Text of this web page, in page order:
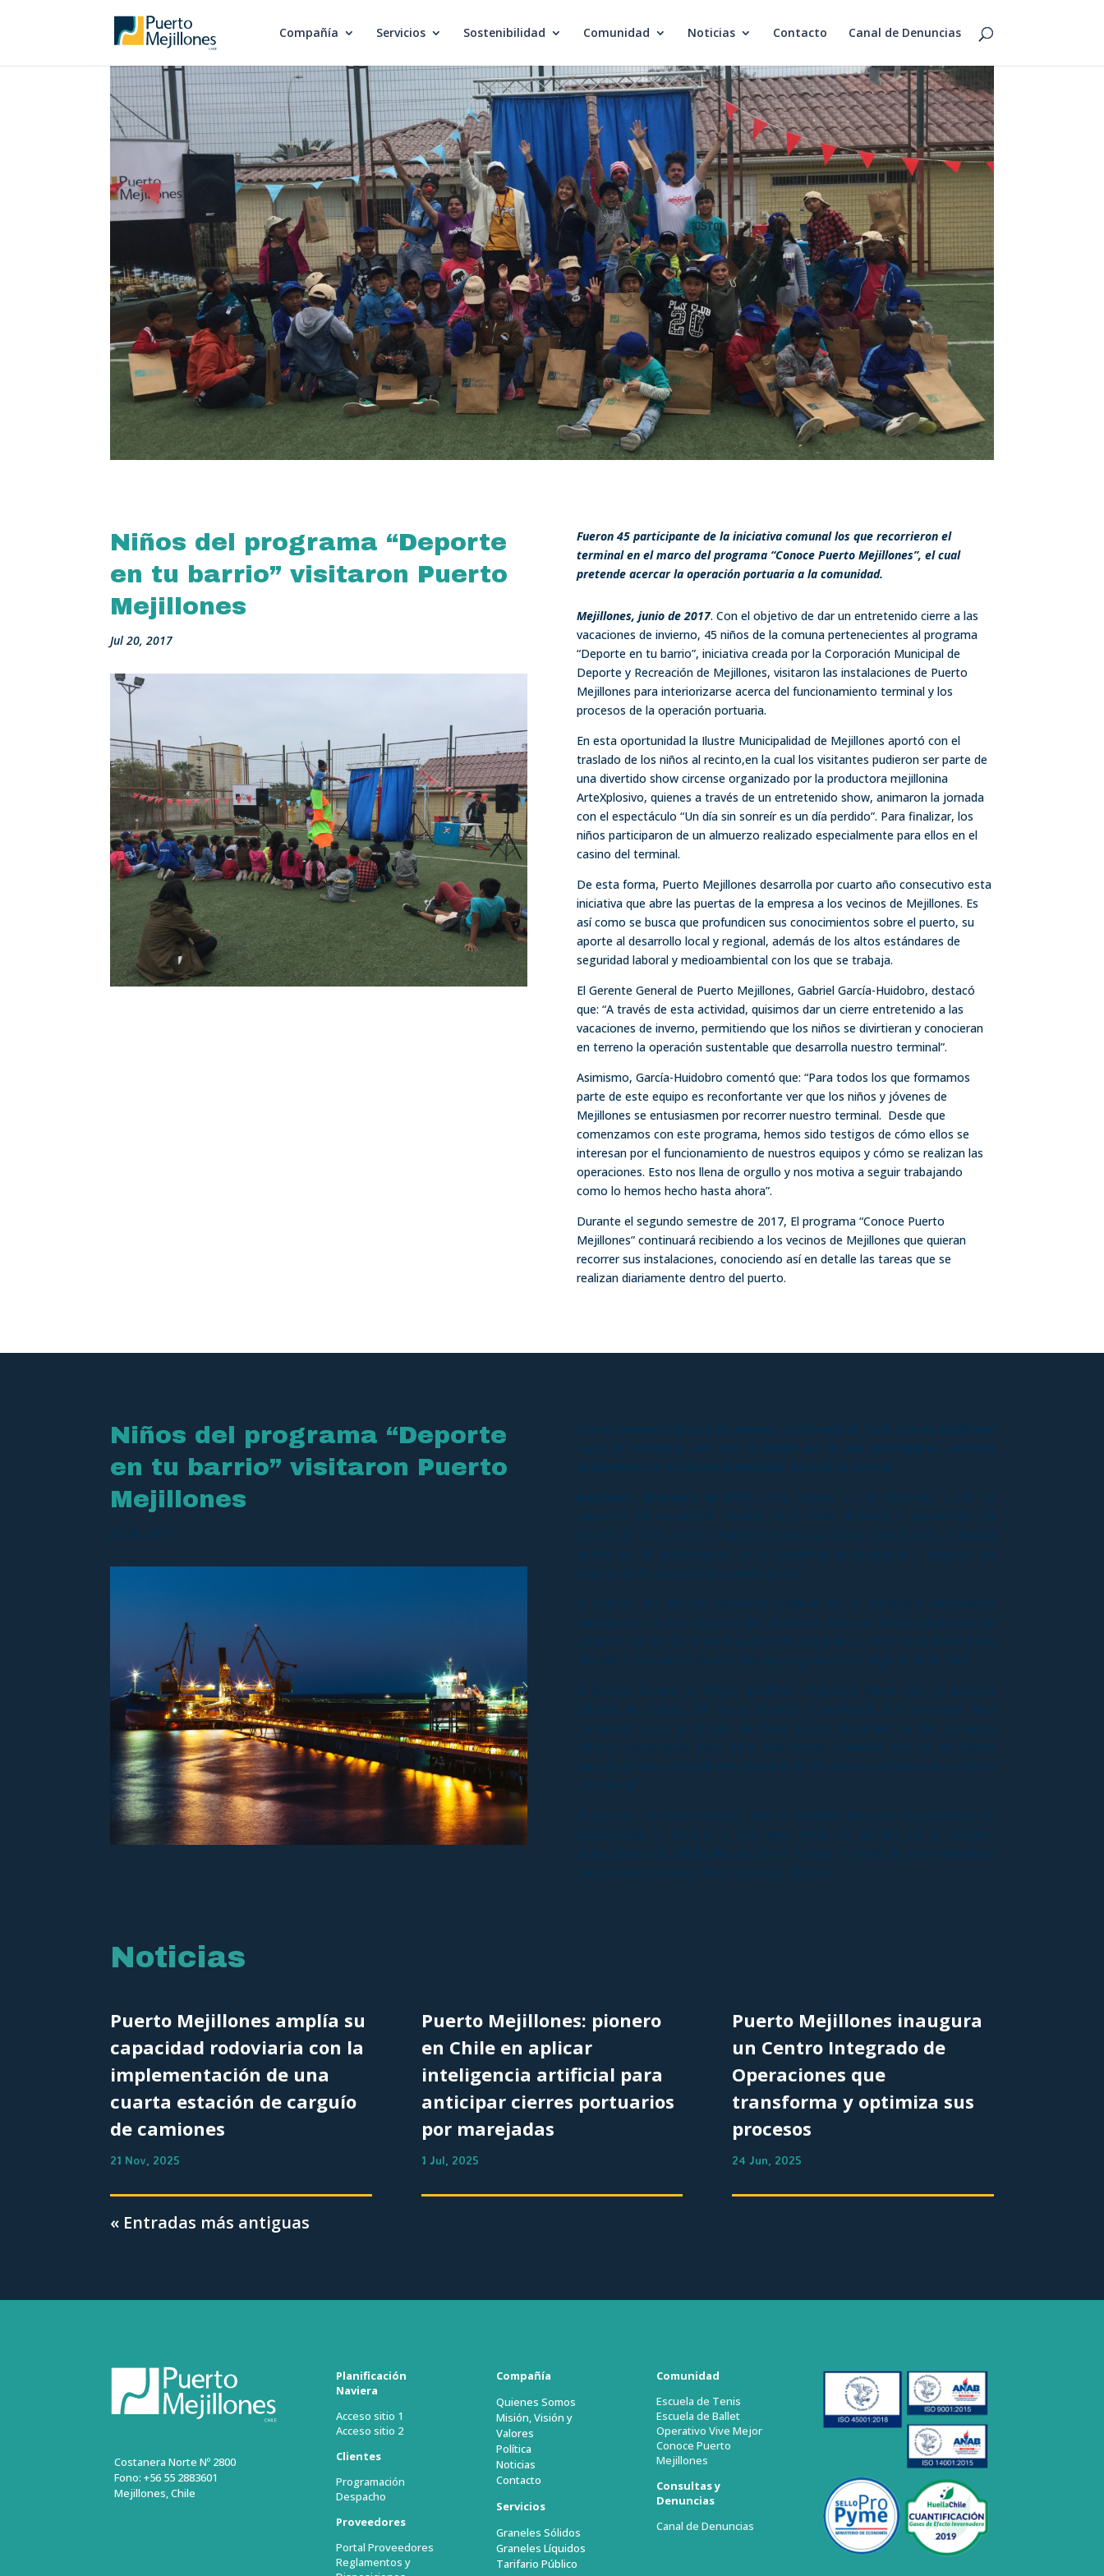
Compañía Servicios Sostenibilidad Comunidad Noticias Contacto Canal de Denuncias
Niños del programa “Deporte
en tu barrio” visitaron Puerto
Mejillones
Jul 20, 2017
Fueron 45 participante de la iniciativa comunal los que recorrieron el
terminal en el marco del programa “Conoce Puerto Mejillones”, el cual
pretende acercar la operación portuaria a la comunidad.
Mejillones, junio de 2017. Con el objetivo de dar un entretenido cierre a las
vacaciones de invierno, 45 niños de la comuna pertenecientes al programa
“Deporte en tu barrio”, iniciativa creada por la Corporación Municipal de
Deporte y Recreación de Mejillones, visitaron las instalaciones de Puerto
Mejillones para interiorizarse acerca del funcionamiento terminal y los
procesos de la operación portuaria.
En esta oportunidad la Ilustre Municipalidad de Mejillones aportó con el
traslado de los niños al recinto,en la cual los visitantes pudieron ser parte de
una divertido show circense organizado por la productora mejillonina
ArteXplosivo, quienes a través de un entretenido show, animaron la jornada
con el espectáculo “Un día sin sonreír es un día perdido”. Para finalizar, los
niños participaron de un almuerzo realizado especialmente para ellos en el
casino del terminal.
De esta forma, Puerto Mejillones desarrolla por cuarto año consecutivo esta
iniciativa que abre las puertas de la empresa a los vecinos de Mejillones. Es
así como se busca que profundicen sus conocimientos sobre el puerto, su
aporte al desarrollo local y regional, además de los altos estándares de
seguridad laboral y medioambiental con los que se trabaja.
El Gerente General de Puerto Mejillones, Gabriel García-Huidobro, destacó
que: “A través de esta actividad, quisimos dar un cierre entretenido a las
vacaciones de inverno, permitiendo que los niños se divirtieran y conocieran
en terreno la operación sustentable que desarrolla nuestro terminal”.
Asimismo, García-Huidobro comentó que: “Para todos los que formamos
parte de este equipo es reconfortante ver que los niños y jóvenes de
Mejillones se entusiasmen por recorrer nuestro terminal. Desde que
comenzamos con este programa, hemos sido testigos de cómo ellos se
interesan por el funcionamiento de nuestros equipos y cómo se realizan las
operaciones. Esto nos llena de orgullo y nos motiva a seguir trabajando
como lo hemos hecho hasta ahora”.
Durante el segundo semestre de 2017, El programa “Conoce Puerto
Mejillones” continuará recibiendo a los vecinos de Mejillones que quieran
recorrer sus instalaciones, conociendo así en detalle las tareas que se
realizan diariamente dentro del puerto.
Niños del programa “Deporte
en tu barrio” visitaron Puerto
Mejillones
Noticias
Puerto Mejillones amplía su
capacidad rodoviaria con la
implementación de una
cuarta estación de carguío
de camiones
21 Nov, 2025
Puerto Mejillones: pionero
en Chile en aplicar
inteligencia artificial para
anticipar cierres portuarios
por marejadas
1 Jul, 2025
Puerto Mejillones inaugura
un Centro Integrado de
Operaciones que
transforma y optimiza sus
procesos
24 Jun, 2025
« Entradas más antiguas
Costanera Norte Nº 2800
Fono: +56 55 2883601
Mejillones, Chile
Planificación
Naviera
Acceso sitio 1
Acceso sitio 2
Clientes
Programación
Despacho
Proveedores
Portal Proveedores
Reglamentos y
Compañía
Quienes Somos
Misión, Visión y
Valores
Política
Noticias
Contacto
Servicios
Graneles Sólidos
Graneles Líquidos
Tarifario Público
Comunidad
Escuela de Tenis
Escuela de Ballet
Operativo Vive Mejor
Conoce Puerto
Mejillones
Consultas y
Denuncias
Canal de Denuncias